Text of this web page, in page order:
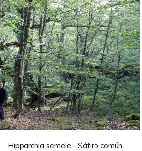
Hipparchia semele - Sátiro común